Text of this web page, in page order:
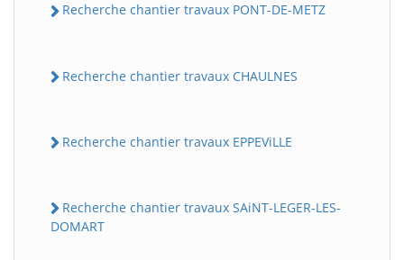
Recherche chantier travaux PONT-DE-METZ
Recherche chantier travaux CHAULNES
Recherche chantier travaux EPPEViLLE
Recherche chantier travaux SAiNT-LEGER-LES-
DOMART